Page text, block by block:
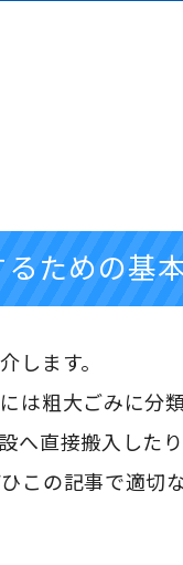
受付時間】24
ための基
します。
は粗大ごみに分
直接搬入した
この記事で適切